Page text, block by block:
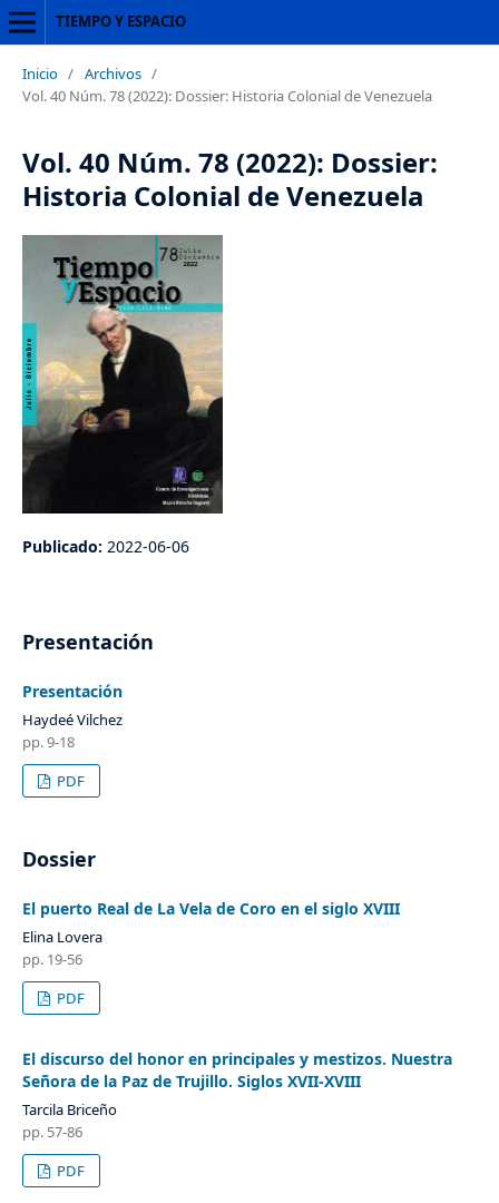
TIEMPO Y ESPACIO
Inicio / Archivos /
Vol. 40 Núm. 78 (2022): Dossier: Historia Colonial de Venezuela
Vol. 40 Núm. 78 (2022): Dossier:
Historia Colonial de Venezuela
Publicado: 2022-06-06
Presentación
Presentación
Haydeé Vilchez
pp. 9-18
PDF
Dossier
El puerto Real de La Vela de Coro en el siglo XVIII
Elina Lovera
pp. 19-56
PDF
El discurso del honor en principales y mestizos. Nuestra
Señora de la Paz de Trujillo. Siglos XVII-XVIII
Tarcila Briceño
pp. 57-86
PDF